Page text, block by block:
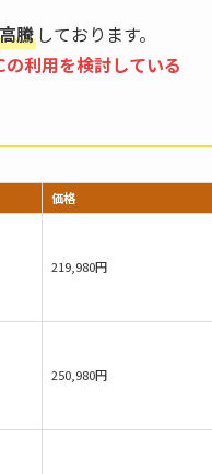
騰 しております。
利用を検討している
価格
219,980円
250,980円